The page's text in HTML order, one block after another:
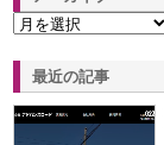
最近の記事